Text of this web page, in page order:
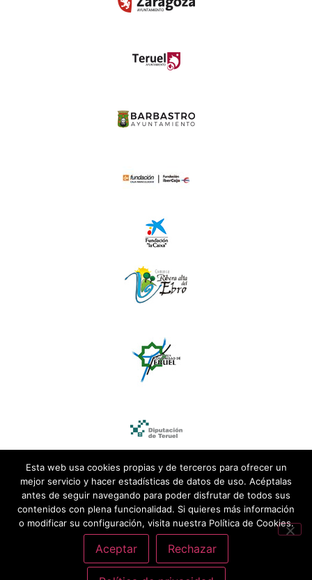
Esta web usa cookies propias y de terceros para ofrecer un
mejor servicio y hacer estadísticas de datos de uso. Acéptalas
antes de seguir navegando para poder disfrutar de todos sus
contenidos con plena funcionalidad. Si quieres más información
o modificar su configuración, visita nuestra Política de Cookies.
Aceptar Rechazar